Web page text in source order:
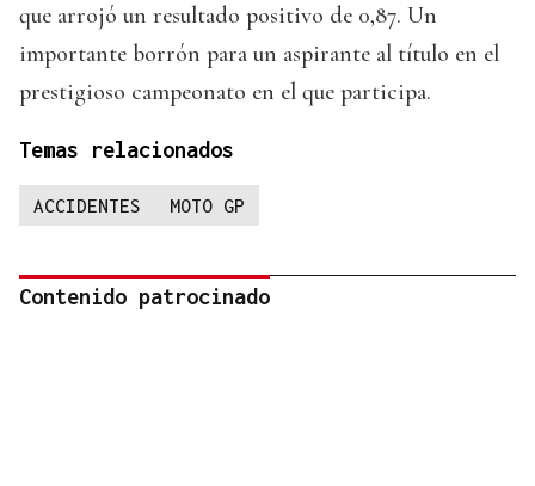
que arrojó un resultado positivo de 0,87. Un
importante borrón para un aspirante al título en el
prestigioso campeonato en el que participa.
Temas relacionados
ACCIDENTES MOTO GP
Contenido patrocinado